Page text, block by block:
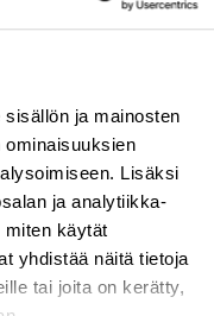
ja mainosten
ominaisuuksien
Lisäksi
ja analytiikka-
miten käytät
yhdistää näitä tietoja
tai joita on kerätty,
u
o
m
e
s
kastike vie annoksen
– pienellä
muistavat.